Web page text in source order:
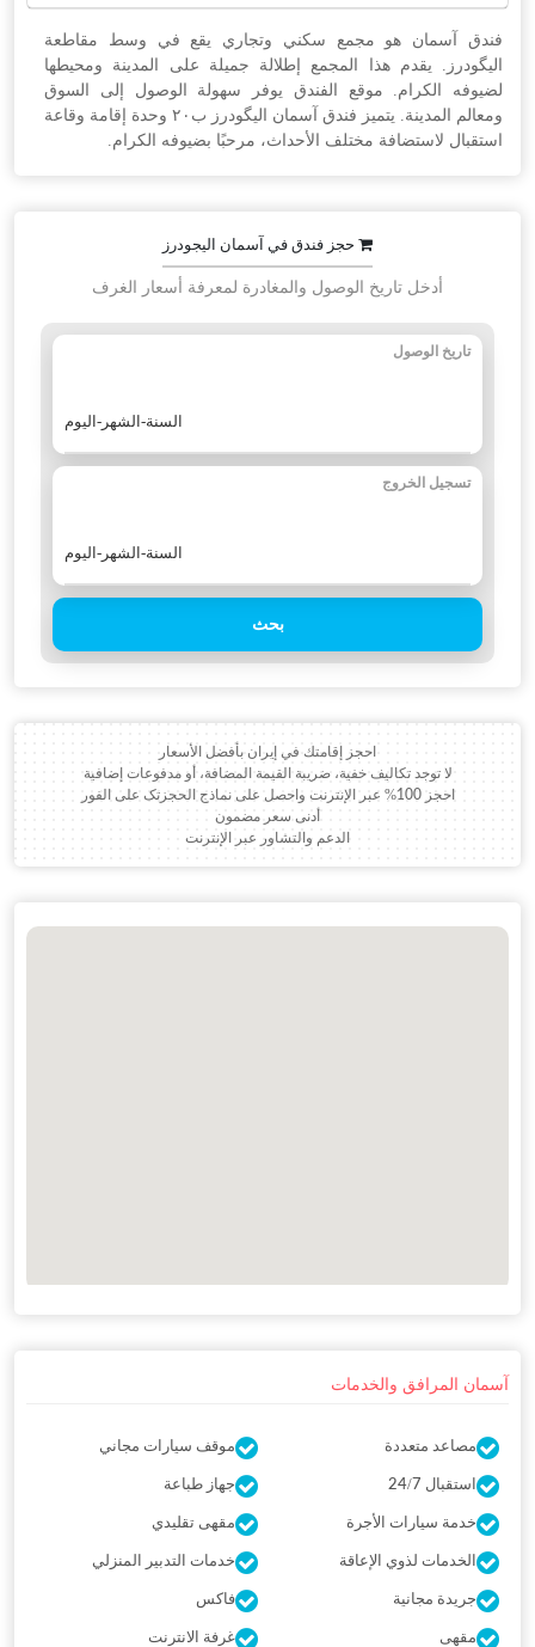
فندق آسمان هو مجمع سكني وتجاري يقع في وسط مقاطعة
اليگودرز. يقدم هذا المجمع إطلالة جميلة على المدينة ومحيطها
لضيوفه الكرام. موقع الفندق يوفر سهولة الوصول إلى السوق
ومعالم المدينة. يتميز فندق آسمان اليگودرز ب٢٠ وحدة إقامة وقاعة
استقبال لاستضافة مختلف الأحداث، مرحبًا بضيوفه الكرام.
حجز فندق في آسمان الیجودرز
أدخل تاريخ الوصول والمغادرة لمعرفة أسعار الغرف
تاريخ الوصول
تسجيل الخروج
بحث
احجز إقامتك في إيران بأفضل الأسعار
لا توجد تكاليف خفية، ضريبة القيمة المضافة، أو مدفوعات إضافية
احجز 100% عبر الإنترنت واحصل على نماذج الحجزتک على الفور
أدنى سعر مضمون
الدعم والتشاور عبر الإنترنت
آسمان المرافق والخدمات
مصاعد متعددة
موقف سيارات مجاني
استقبال 24/7
جهاز طباعة
خدمة سيارات الأجرة
مقهى تقليدي
الخدمات لذوي الإعاقة
خدمات التدبير المنزلي
جريدة مجانية
فاكس
مقهى
غرفة الانترنت